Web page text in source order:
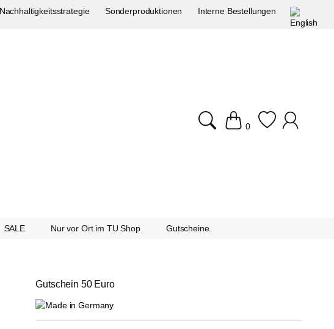
Nachhaltigkeitsstrategie Sonderproduktionen Interne Bestellungen
0
SALE Nur vor Ort im TU Shop Gutscheine
Gutschein 50 Euro